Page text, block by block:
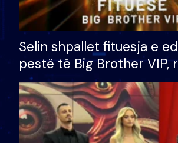
Selin shpallet fituesja e
pestë të Big Brother VIP,
çmimin e madh prej 100